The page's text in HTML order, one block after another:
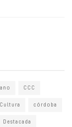
CCC
Cultura córdoba
Destacada